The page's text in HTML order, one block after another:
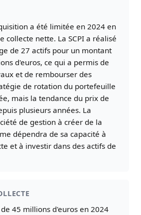
a été limitée en 2024 en
collecte nette. La SCPI a réalisé
de 27 actifs pour un montant
d'euros, ce qui a permis de
et de rembourser des
de rotation du portefeuille
mais la tendance du prix de
plusieurs années. La
de gestion à créer de la
dépendra de sa capacité à
et à investir dans des actifs de
45 millions d'euros en 2024